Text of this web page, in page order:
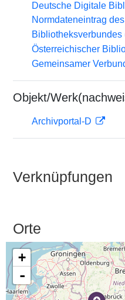
Deutsche Digitale
Normdateneintrag
Bibliotheksverbundes
Österreichischer
Gemeinsamer
Objekt/
Archivportal-D
Verknüpfungen
Orte
+
-